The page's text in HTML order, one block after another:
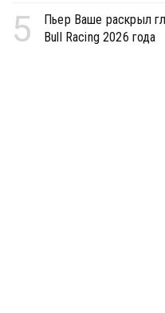
5
Пьер Ваше раскрыл
Bull Racing 2026 года